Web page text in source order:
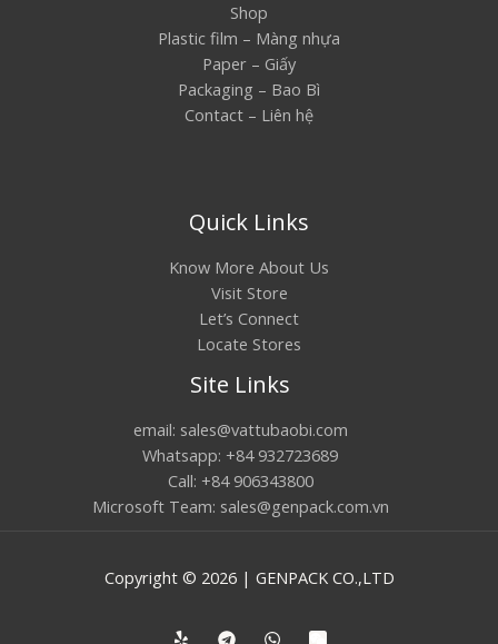
Shop
Plastic film – Màng nhựa
Paper – Giấy
Packaging – Bao Bì
Contact – Liên hệ
Quick Links
Know More About Us
Visit Store
Let’s Connect
Locate Stores
Site Links
email: sales@vattubaobi.com
Whatsapp: +84 932723689
Call: +84 906343800
Microsoft Team: sales@genpack.com.vn
Copyright © 2026 | GENPACK CO.,LTD